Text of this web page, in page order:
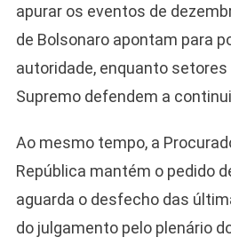
apurar os eventos de
de Bolsonaro apontam para
autoridade, enquanto
Supremo defendem a
Ao mesmo tempo, a
República mantém o pedido
aguarda o desfecho das
do julgamento pelo plenário